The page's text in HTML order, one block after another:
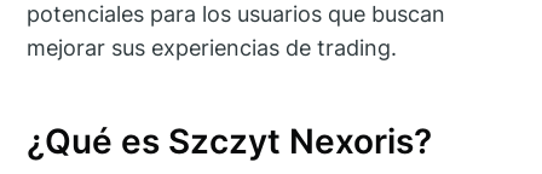
potenciales para los usuarios que buscan
mejorar sus experiencias de trading.
¿Qué es Szczyt Nexoris?